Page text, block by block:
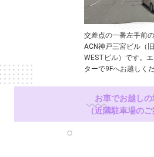
交差点の一番左手前
ACN神戸三宮ビル（
WESTビル）です。
ターで9Fへお越しくだ
お車でお越し
（近隣駐車場のご